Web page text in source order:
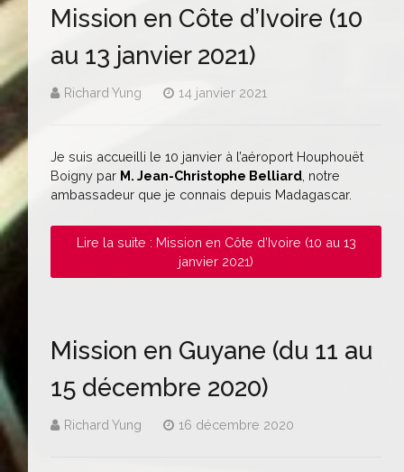
Mission en Côte d’Ivoire (10
au 13 janvier 2021)
Richard Yung 14 janvier 2021
Je suis accueilli le 10 janvier à l’aéroport Houphouët
Boigny par M. Jean-Christophe Belliard , notre
ambassadeur que je connais depuis Madagascar.
Lire la suite : Mission en Côte d’Ivoire (10 au 13
janvier 2021)
Mission en Guyane (du 11 au
15 décembre 2020)
Richard Yung 16 décembre 2020